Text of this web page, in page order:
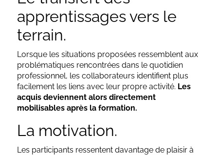
apprentissages vers le
terrain.
Lorsque les situations proposées ressemblent aux
problématiques rencontrées dans le quotidien
professionnel, les collaborateurs identifient plus
facilement les liens avec leur propre activité. Les
acquis deviennent alors directement
mobilisables après la formation.
La motivation.
Les participants ressentent davantage de plaisir à